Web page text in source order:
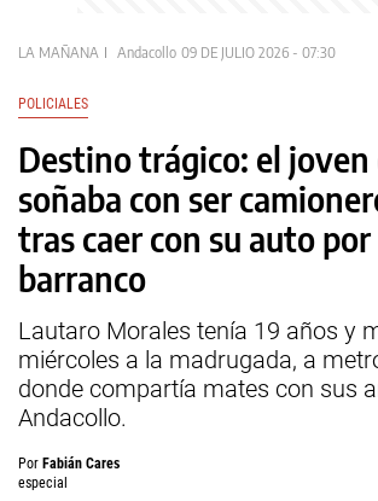
LA MAÑANA Andacollo 09 DE JULIO 2026 - 07:30
POLICIALES
Destino trágico: el joven
soñaba con ser
tras caer con su auto por
barranco
Lautaro Morales tenía 19 años y
miércoles a la madrugada, a
donde compartía mates con sus
Andacollo.
Por Fabián Cares
especial